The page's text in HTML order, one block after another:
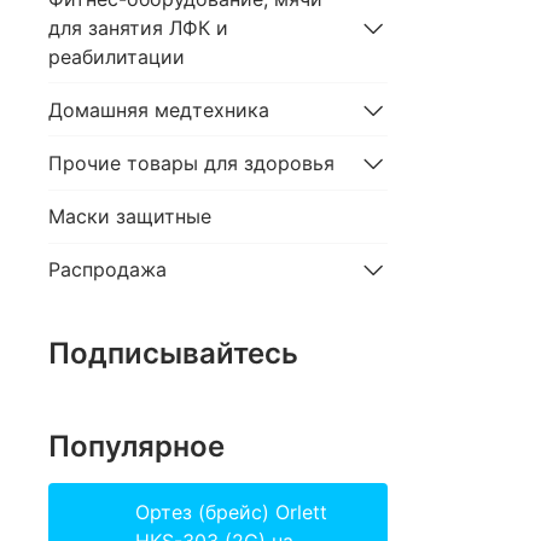
для занятия ЛФК и
реабилитации
Домашняя медтехника
Прочие товары для здоровья
Маски защитные
Распродажа
Подписывайтесь
Популярное
Ортез (брейс) Orlett